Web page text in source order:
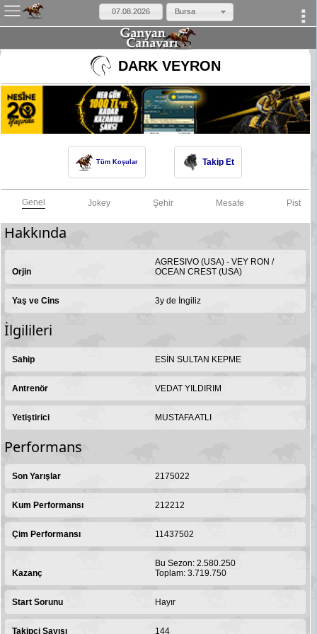
Bursa
DARK VEYRON
Tüm Koşular Takip Et
Genel Jokey Şehir Mesafe Pist
Hakkında
Orjin
AGRESIVO (USA) - VEY RON /
OCEAN CREST (USA)
Yaş ve Cins 3y de İngiliz
İlgilileri
Sahip ESİN SULTAN KEPME
Antrenör VEDAT YILDIRIM
Yetiştirici MUSTAFA ATLI
Performans
Son Yarışlar 2175022
Kum Performansı 212212
Çim Performansı 11437502
Kazanç
Bu Sezon: 2.580.250
Toplam: 3.719.750
Start Sorunu Hayır
Takipçi Sayısı 144
×